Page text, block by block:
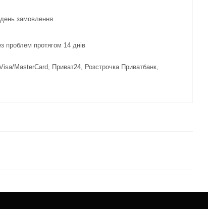
замовлення
протягом 14 днів
MasterCard, Приват24, Розстрочка Приватбанк,